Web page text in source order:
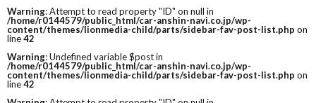
Warning: Attempt to read property "ID" on null in
/home/r0144579/public_html/car-anshin-navi.co.jp/wp-
content/themes/lionmedia-child/parts/sidebar-fav-post-list.php on
line42
Warning: Undefined variable $post in
/home/r0144579/public_html/car-anshin-navi.co.jp/wp-
content/themes/lionmedia-child/parts/sidebar-fav-post-list.php on
line42